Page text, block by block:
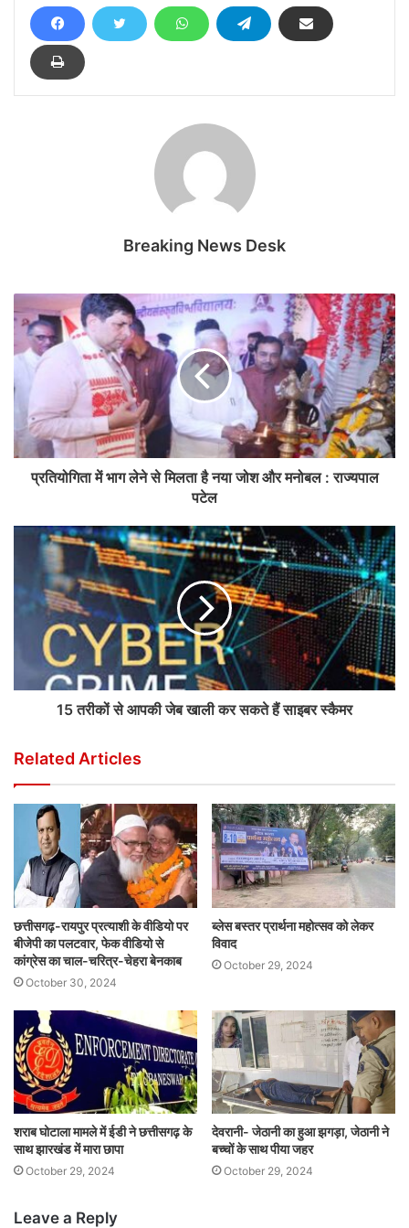
Breaking News Desk
प्रतियोगिता में भाग लेने से मिलता है नया जोश और मनोबल : राज्यपाल
पटेल
15 तरीकों से आपकी जेब खाली कर सकते हैं साइबर स्कैमर
Related Articles
छत्तीसगढ़-रायपुर प्रत्याशी के वीडियो पर
बीजेपी का पलटवार, फेक वीडियो से
कांग्रेस का चाल-चरित्र-चेहरा बेनकाब
October 30, 2024
ब्लेस बस्तर प्रार्थना महोत्सव को लेकर
विवाद
October 29, 2024
शराब घोटाला मामले में ईडी ने छत्तीसगढ़ के
साथ झारखंड में मारा छापा
October 29, 2024
देवरानी- जेठानी का हुआ झगड़ा, जेठानी ने
बच्चों के साथ पीया जहर
October 29, 2024
Leave a Reply